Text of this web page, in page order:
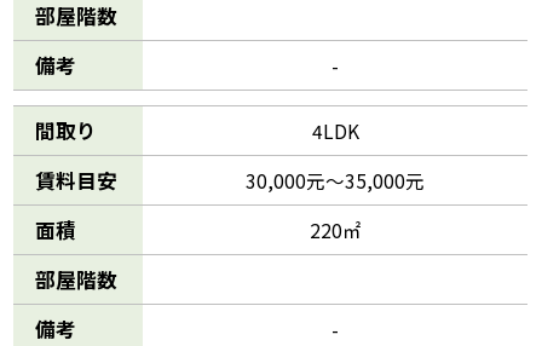
部屋階数
備考
-
間取り 4LDK
賃料目安 30,000元～35,000元
面積 220㎡
部屋階数
備考
-